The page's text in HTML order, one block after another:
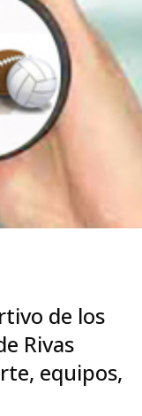
de los
Rivas
equipos,